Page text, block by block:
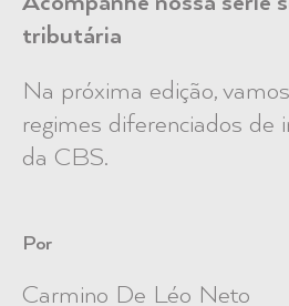
tributária
Na próxima edição,
regimes diferenciados de
da CBS.
Por
Carmino De Léo Neto